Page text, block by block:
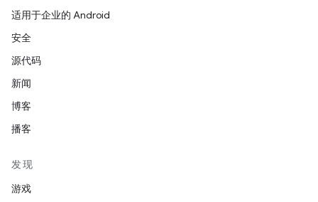
适用于企业的 Android
安全
源代码
新闻
博客
播客
发现
游戏